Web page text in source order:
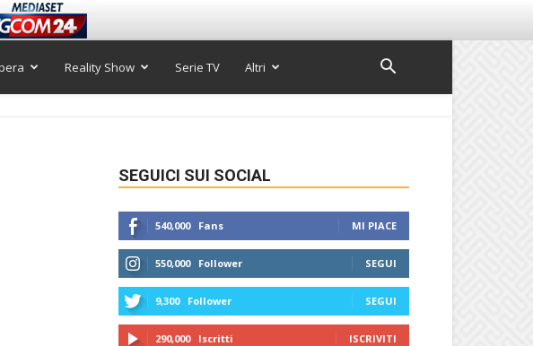
Reality Show Serie TV Altri
SEGUICI SUI SOCIAL
540,000 Fans MI PIACE
550,000 Follower SEGUI
9,300 Follower SEGUI
290,000 Iscritti ISCRIVITI